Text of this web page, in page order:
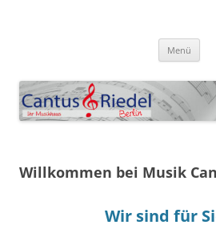
Menü
Willkommen bei Musik
Wir sind für